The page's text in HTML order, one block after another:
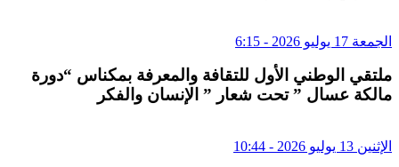
الجمعة 17 يوليو 2026 - 6:15
ملتقي الوطني الأول للتقافة والمعرفة بمكناس “دورة
مالكة عسال ” تحت شعار ” الإنسان والفكر
الإثنين 13 يوليو 2026 - 10:44